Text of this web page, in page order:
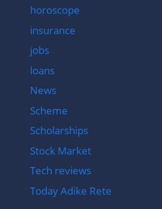
horoscope
insurance
jobs
loans
News
Scheme
Scholarships
Stock Market
Tech reviews
Today Adike Rete